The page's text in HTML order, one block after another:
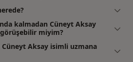
kalmadan Cüneyt Aksay
miyim?
Aksay isimli uzmana